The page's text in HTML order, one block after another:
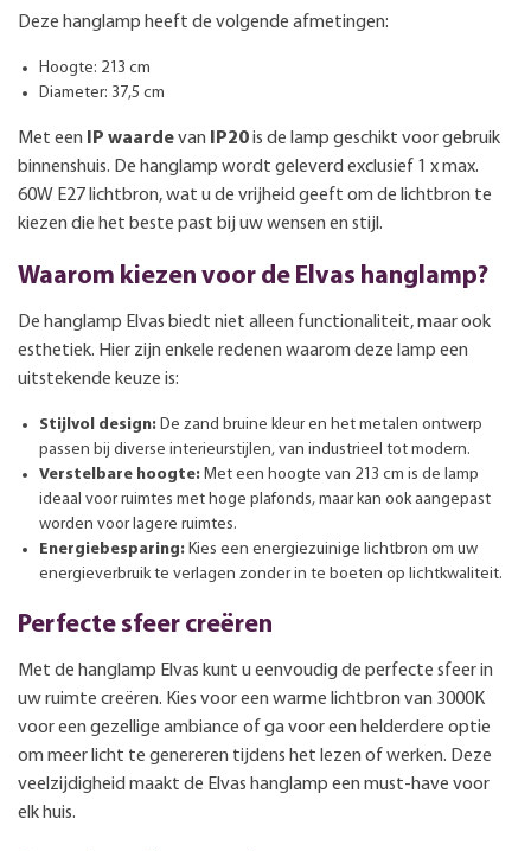
Deze hanglamp heeft de volgende afmetingen:
Hoogte: 213 cm
Diameter: 37,5 cm
Met een IP waardevan IP20is de lamp geschikt voor gebruik
binnenshuis. De hanglamp wordt geleverd exclusief 1 x max.
60W E27 lichtbron, wat u de vrijheid geeft om de lichtbron te
kiezen die het beste past bij uw wensen en stijl.
Waarom kiezen voor de Elvas hanglamp?
De hanglamp Elvas biedt niet alleen functionaliteit, maar ook
esthetiek. Hier zijn enkele redenen waarom deze lamp een
uitstekende keuze is:
Stijlvol design: De zand bruine kleur en het metalen ontwerp
passen bij diverse interieurstijlen, van industrieel tot modern.
Verstelbare hoogte: Met een hoogte van 213 cm is de lamp
ideaal voor ruimtes met hoge plafonds, maar kan ook aangepast
worden voor lagere ruimtes.
Energiebesparing: Kies een energiezuinige lichtbron om uw
energieverbruik te verlagen zonder in te boeten op lichtkwaliteit.
Perfecte sfeer creëren
Met de hanglamp Elvas kunt u eenvoudig de perfecte sfeer in
uw ruimte creëren. Kies voor een warme lichtbron van 3000K
voor een gezellige ambiance of ga voor een helderdere optie
om meer licht te genereren tijdens het lezen of werken. Deze
veelzijdigheid maakt de Elvas hanglamp een must-have voor
elk huis.